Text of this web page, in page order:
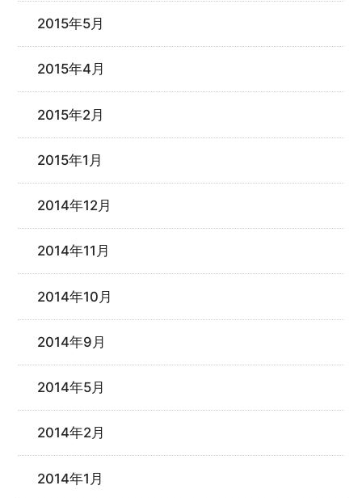
2015年5月
2015年4月
2015年2月
2015年1月
2014年12月
2014年11月
2014年10月
2014年9月
2014年5月
2014年2月
2014年1月